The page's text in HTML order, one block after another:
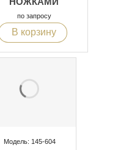
по запросу
В корзину
Модель: 145-604